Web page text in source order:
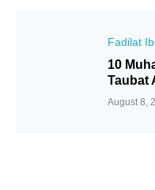
Fadilat
10
Taubat
August 8,